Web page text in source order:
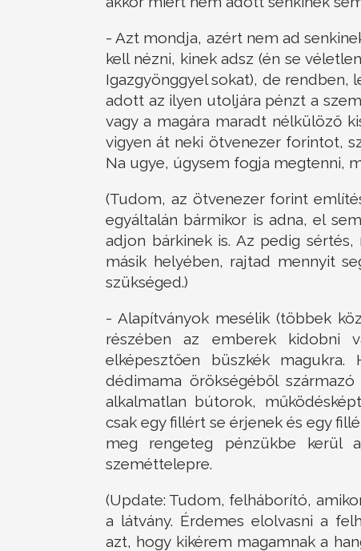
- Azt mondja, azért nem ad
kell nézni, kinek adsz (én se
Igazgyönggyel sokat), de rendben,
adott az ilyen utoljára pénzt a
vagy a magára maradt nélkülöző
vigyen át neki ötvenezer forintot,
Na ugye, úgysem fogja megtenni,
(Tudom, az ötvenezer forint
egyáltalán bármikor is adna, el
adjon bárkinek is. Az pedig
másik helyében, rajtad mennyit
szükséged.)
- Alapítványok mesélik (többek
részében az emberek kidobni
elképesztően büszkék magukra.
dédimama örökségéből
alkalmatlan bútorok,
csak egy fillért se érjenek és egy
meg rengeteg pénzükbe kerül
szeméttelepre.
(Update: Tudom, felháborító,
a látvány. Érdemes elolvasni a
azt, hogy kikérem magamnak a